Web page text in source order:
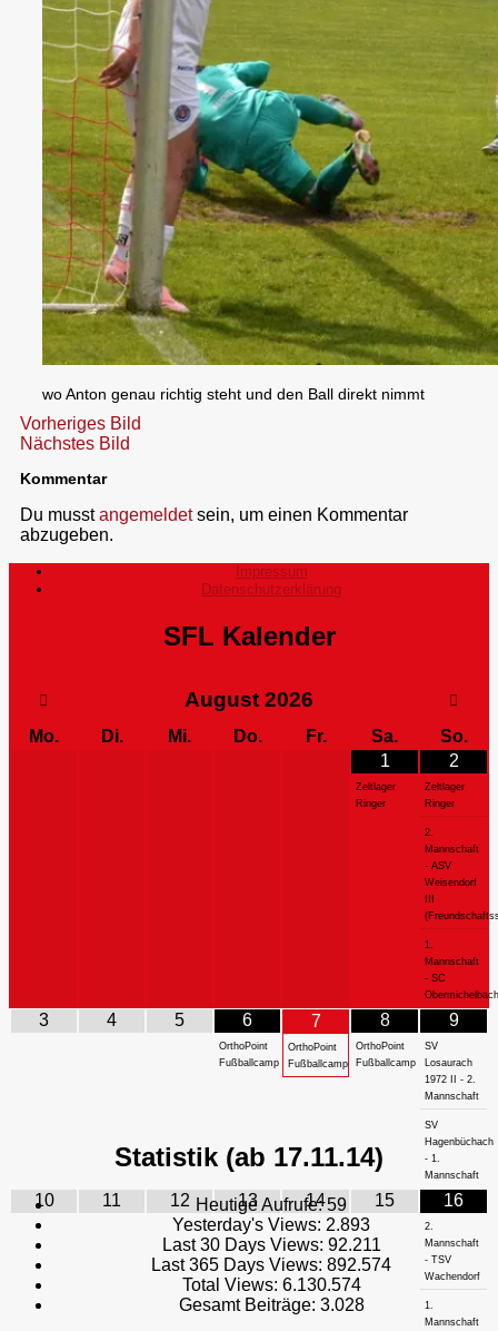
wo Anton genau richtig steht und den Ball direkt nimmt
Vorheriges Bild
Nächstes Bild
Kommentar
Du musstangemeldetsein, um einen Kommentar
abzugeben.
Impressum
Datenschutzerklärung
SFL Kalender
August 2026
Mo. Di. Mi. Do. Fr. Sa.
So.
1
Zeltlager
Ringer
2
Zeltlager
Ringer
2.
Mannschaft
- ASV
Weisendorf
1.
Mannschaft
- SC
Obermichelbach
3 4 5 6
OrthoPoint
Fußballcamp
7
OrthoPoint
Fußballcamp
8
OrthoPoint
Fußballcamp
9
SV
Losaurach
1972 II - 2.
Mannschaft
SV
Hagenbüchach
- 1.
Mannschaft
10 11 12 13 14 15 16
2.
Mannschaft
- TSV
Wachendorf
1.
Mannschaft
Statistik (ab 17.11.14)
Heutige Aufrufe:59
Yesterday's Views: 2.893
Last 30 Days Views: 92.211
Last 365 Days Views: 892.574
Total Views: 6.130.574
Gesamt Beiträge: 3.028